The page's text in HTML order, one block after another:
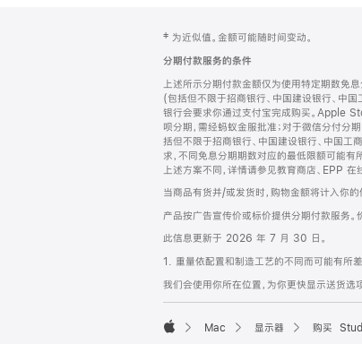
页
脚
注
‡ 为近似值。金额可能随时间变动。
分期付款服务的条件
上述所示分期付款金额仅为使用特定期数免
(包括但不限于招商银行、中国建设银行、中
银行会要求你通过支付宝完成购买。Apple
呗分期，需经蚂蚁金服批准；对于微信分付分
括但不限于招商银行、中国建设银行、中国工
求，不同免息分期期数对应的最低限额可能
上述方案不同，详情请参见教育商店、EPP
当商品有货并/或发货时，购物金额将计入你
产品按广告宣传价或标价提供分期付款服务。
此信息更新于 2026 年 7 月 30 日。
1. 重量依配置和制造工艺的不同而可能有所差
我们会使用你所在位置，为你更快显示送货选
Mac 显示器 购买